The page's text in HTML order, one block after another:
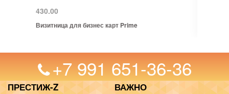
430.00
Визитница для бизнес карт Prime
+7 991 651-36-36
ПРЕСТИЖ-Z ВАЖНО